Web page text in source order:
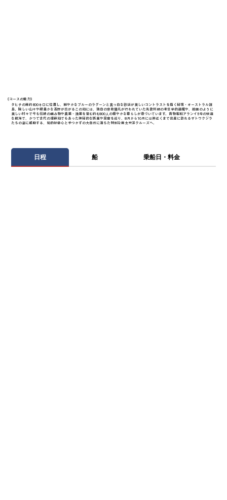
《​コースの魅力》
タヒチの南約600キロに位置し、鮮やかなブルーのラグーンと真っ白な砂浜が美しいコントラストを描く秘境・オーストラル諸
島。険しい山々や緑豊かな高野が広がるこの地には、独自の宗教儀礼が行われていた先欧州期の考古学的遺構や、絵画のように
美しい村々で今も伝統の編み物や農業・漁業を営む約6,800人の穏やかな暮らしが息づいています。貨物客船アランイ5号の快適
な航海で、かつて古代の埋葬地でもあった神秘的な断崖や洞窟を巡り、8月から10月には岸近くまで出産に訪れるザトウクジラ
たちの姿に感動する、知的好奇心と手つかずの大自然に満ちた特別な南太平洋クルーズへ。
日程 船 乗船日・料金